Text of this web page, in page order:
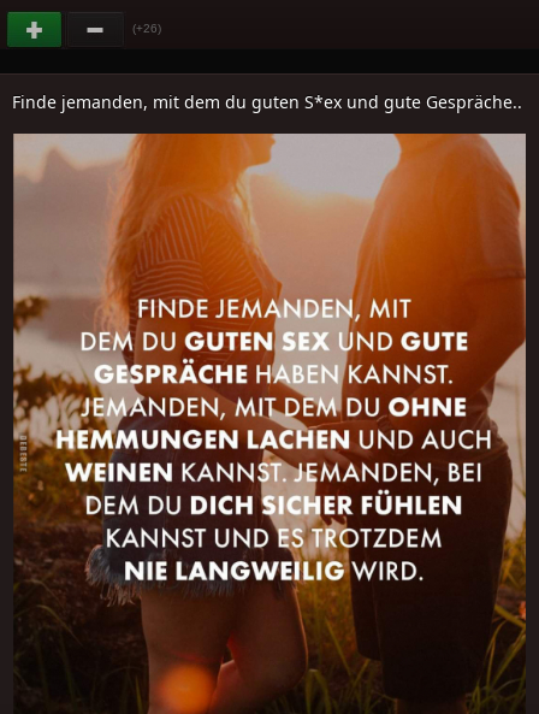
(+26)
Finde jemanden, mit dem du guten S*ex und gute Gespräche..